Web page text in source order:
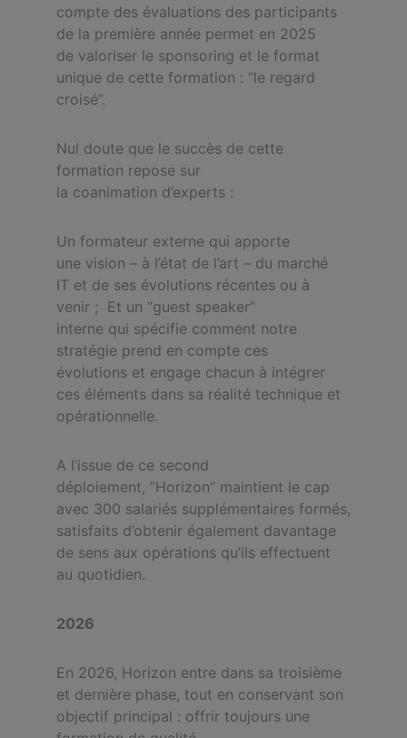
compte des évaluations des participants
de la première année permet en 2025
de valoriser le sponsoring et le format
unique de cette formation : “le regard
croisé”.
Nul doute que le succès de cette
formation repose sur
la coanimation d’experts :
Un formateur externe qui apporte
une vision – à l’état de l’art – du marché
IT et de ses évolutions récentes ou à
venir ; Et un “guest speaker”
interne qui spécifie comment notre
stratégie prend en compte ces
évolutions et engage chacun à intégrer
ces éléments dans sa réalité technique et
opérationnelle.
A l’issue de ce second
déploiement, ”Horizon” maintient le cap
avec 300 salariés supplémentaires formés,
satisfaits d’obtenir également davantage
de sens aux opérations qu’ils effectuent
au quotidien.
2026
En 2026, Horizon entre dans sa troisième
et dernière phase, tout en conservant son
objectif principal : offrir toujours une